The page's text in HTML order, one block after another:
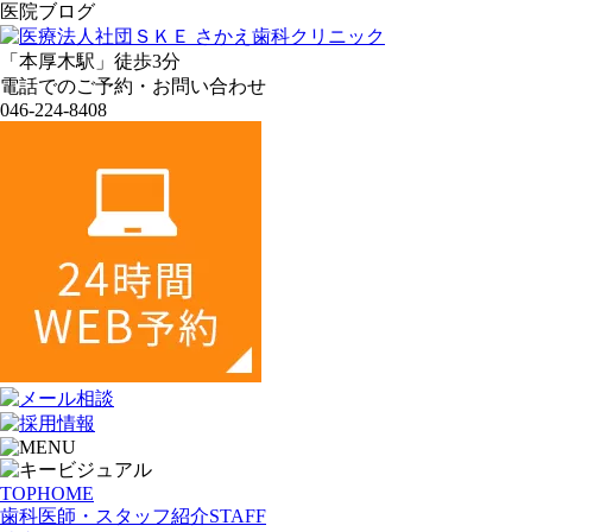
医院ブログ
「本厚木駅」徒歩3分
電話でのご予約・ お問い合わせ
046-224-8408
TOPHOME
歯科医師・スタッフ紹介STAFF